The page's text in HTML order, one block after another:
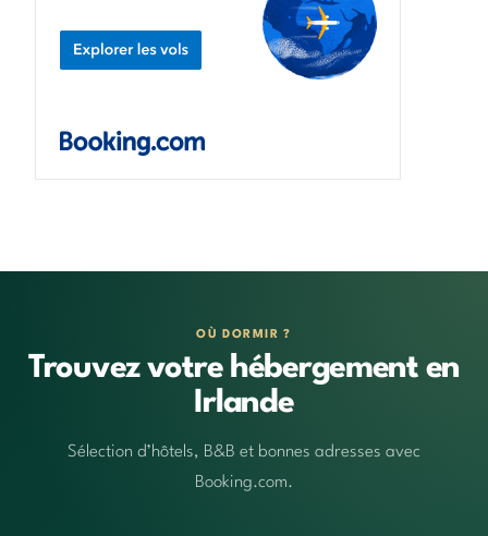
OÙ DORMIR ?
Trouvez votre hébergement en
Irlande
Sélection d’hôtels, B&B et bonnes adresses avec
Booking.com.